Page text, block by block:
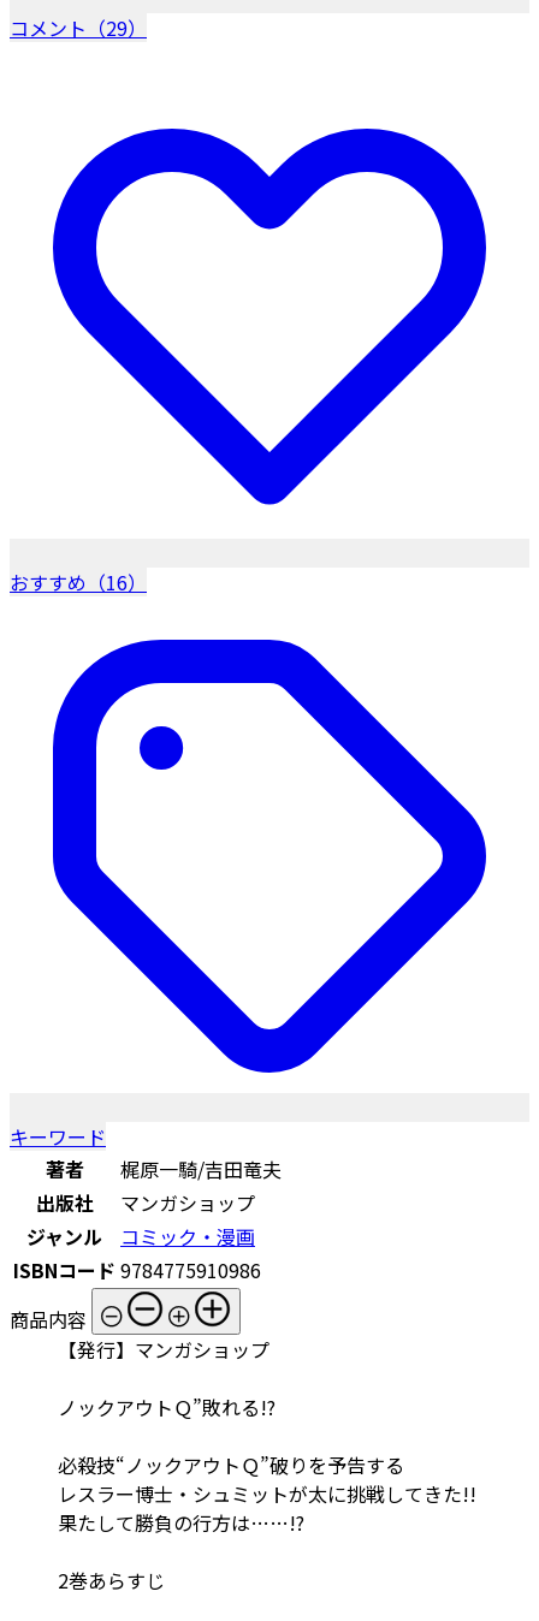
コメント（29）
おすすめ（16）
キーワード
著者
梶原一騎/吉田竜夫
出版社
マンガショップ
ジャンル
コミック・漫画
ISBNコード 9784775910986
商品内容
【発行】マンガショップ
ノックアウトＱ”敗れる!?
必殺技“ノックアウトＱ”破りを予告する
レスラー博士・シュミットが太に挑戦してきた!!
果たして勝負の行方は……!?
2巻あらすじ